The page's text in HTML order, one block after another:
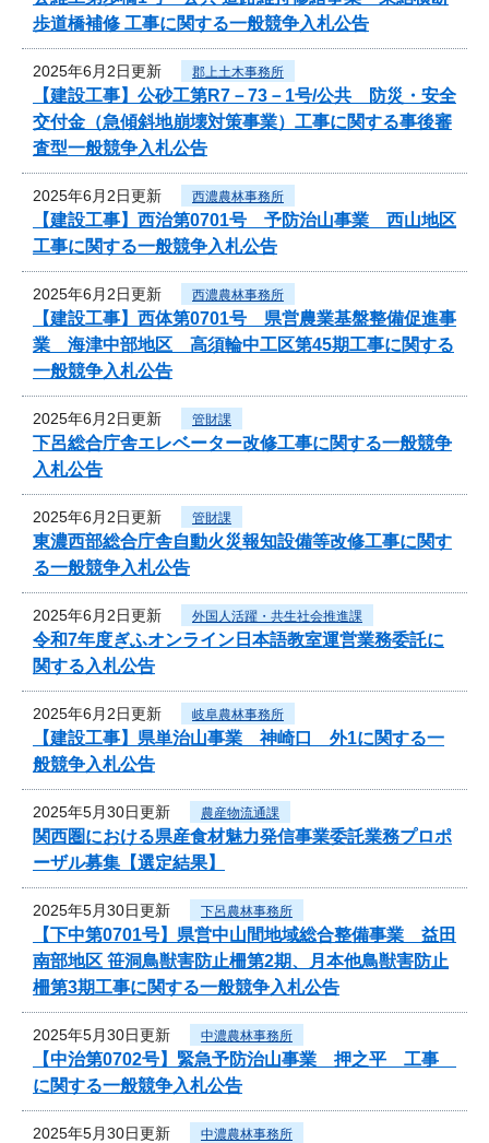
歩道橋補修 工事に関する一般競争入札公告
2025年6月2日更新 郡上土木事務所
【建設工事】公砂工第R7－73－1号/公共 防災・安全
交付金（急傾斜地崩壊対策事業）工事に関する事後審
査型一般競争入札公告
2025年6月2日更新 西濃農林事務所
【建設工事】西治第0701号 予防治山事業 西山地区
工事に関する一般競争入札公告
2025年6月2日更新 西濃農林事務所
【建設工事】西体第0701号 県営農業基盤整備促進事
業 海津中部地区 高須輪中工区第45期工事に関する
一般競争入札公告
2025年6月2日更新 管財課
下呂総合庁舎エレベーター改修工事に関する一般競争
入札公告
2025年6月2日更新 管財課
東濃西部総合庁舎自動火災報知設備等改修工事に関す
る一般競争入札公告
2025年6月2日更新 外国人活躍・共生社会推進課
令和7年度ぎふオンライン日本語教室運営業務委託に
関する入札公告
2025年6月2日更新 岐阜農林事務所
【建設工事】県単治山事業 神崎口 外1に関する一
般競争入札公告
2025年5月30日更新 農産物流通課
関西圏における県産食材魅力発信事業委託業務プロポ
ーザル募集【選定結果】
2025年5月30日更新 下呂農林事務所
【下中第0701号】県営中山間地域総合整備事業 益田
南部地区 笹洞鳥獣害防止柵第2期、月本他鳥獣害防止
柵第3期工事に関する一般競争入札公告
2025年5月30日更新 中濃農林事務所
【中治第0702号】緊急予防治山事業 押之平 工事
に関する一般競争入札公告
2025年5月30日更新 中濃農林事務所